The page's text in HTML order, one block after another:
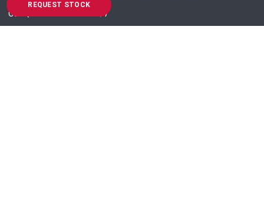
REQUEST STOCK
Got Question? Call us 24/7